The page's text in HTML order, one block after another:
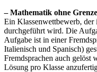
– Mathematik ohne
Ein Klassenwettbewerb, der
durchgeführt wird. Die
Aufgabe ist in einer
Italienisch und Spanisch)
Fremdsprachen auch gelöst
Lösung pro Klasse